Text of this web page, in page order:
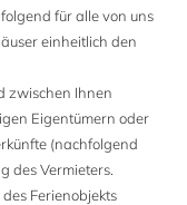
für alle von uns
einheitlich den
zwischen Ihnen
Eigentümern oder
(nachfolgend
des Vermieters.
Ferienobjekts